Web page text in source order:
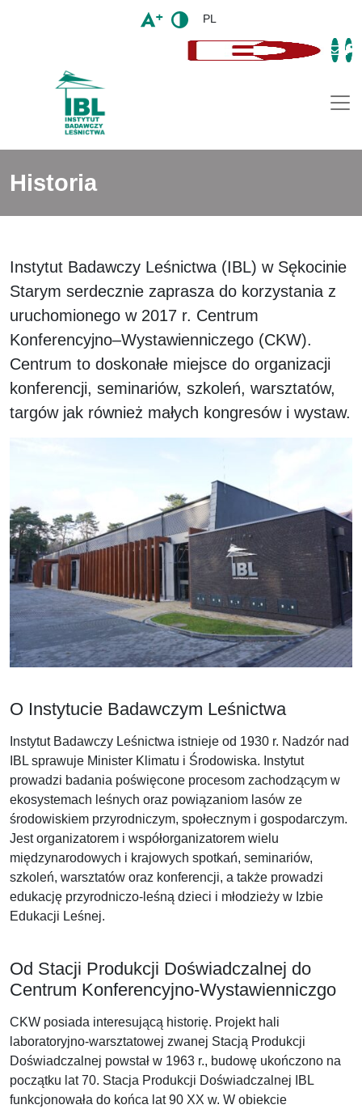
PL
Historia
Instytut Badawczy Leśnictwa (IBL) w Sękocinie
Starym serdecznie zaprasza do korzystania z
uruchomionego w 2017 r. Centrum
Konferencyjno–Wystawienniczego (CKW).
Centrum to doskonałe miejsce do organizacji
konferencji, seminariów, szkoleń, warsztatów,
targów jak również małych kongresów i wystaw.
O Instytucie Badawczym Leśnictwa
Instytut Badawczy Leśnictwa istnieje od 1930 r. Nadzór nad
IBL sprawuje Minister Klimatu i Środowiska. Instytut
prowadzi badania poświęcone procesom zachodzącym w
ekosystemach leśnych oraz powiązaniom lasów ze
środowiskiem przyrodniczym, społecznym i gospodarczym.
Jest organizatorem i współorganizatorem wielu
międzynarodowych i krajowych spotkań, seminariów,
szkoleń, warsztatów oraz konferencji, a także prowadzi
edukację przyrodniczo-leśną dzieci i młodzieży w Izbie
Edukacji Leśnej.
Od Stacji Produkcji Doświadczalnej do
Centrum Konferencyjno-Wystawienniczgo
CKW posiada interesującą historię. Projekt hali
laboratoryjno-warsztatowej zwanej Stacją Produkcji
Doświadczalnej powstał w 1963 r., budowę ukończono na
początku lat 70. Stacja Produkcji Doświadczalnej IBL
funkcjonowała do końca lat 90 XX w. W obiekcie